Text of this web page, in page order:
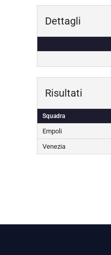
Dettagli
Risultati
Squadra
Empoli
Venezia